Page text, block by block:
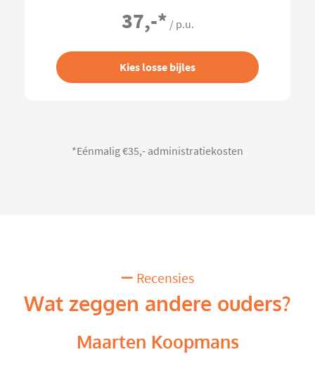
37,-* / p.u.
Kies losse bijles
*Eénmalig €35,- administratiekosten
Recensies
Wat zeggen andere ouders?
Maarten Koopmans